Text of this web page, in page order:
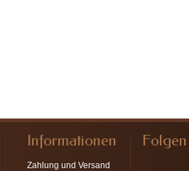
Informationen
Zahlung und Versand
Folgen